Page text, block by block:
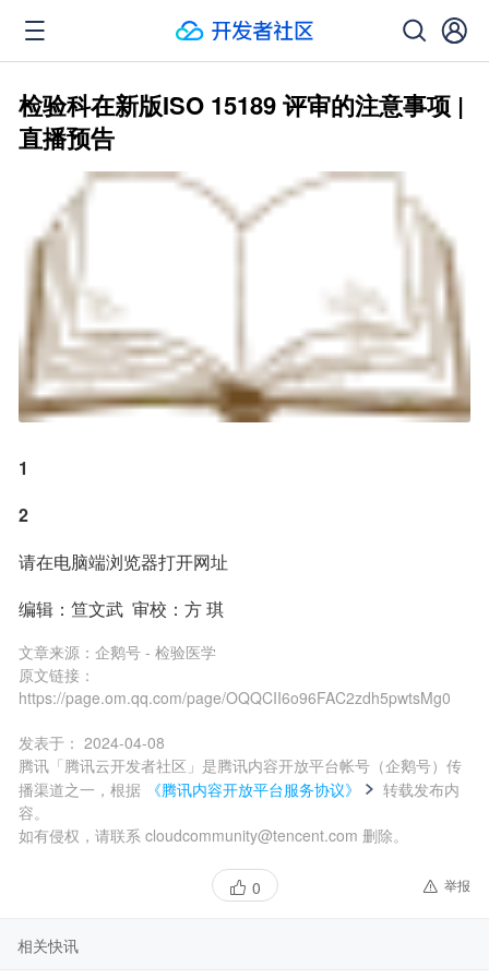
检验科在新版ISO 15189 评审的注意事项 |
直播预告
1
2
请在电脑端浏览器打开网址
编辑：笪文武  审校：方 琪
文章来源： 企鹅号 - 检验医学
原文链接：
https://page.om.qq.com/page/OQQCII6o96FAC2zdh5pwtsMg0
发表于： 2024-04-08
腾讯「腾讯云开发者社区」是腾讯内容开放平台帐号（企鹅号）传
播渠道之一，根据
《腾讯内容开放平台服务协议》
转载发布内
容。
如有侵权，请联系 cloudcommunity@tencent.com 删除。
0 举报
相关快讯